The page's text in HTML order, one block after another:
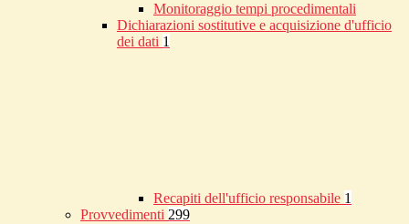
Monitoraggio tempi procedimentali
Dichiarazioni sostitutive e acquisizione d'ufficio
dei dati 1
Recapiti dell'ufficio responsabile 1
Provvedimenti 299